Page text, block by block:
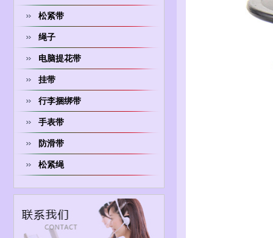
松紧带
绳子
电脑提花带
挂带
行李捆绑带
手表带
防滑带
松紧绳